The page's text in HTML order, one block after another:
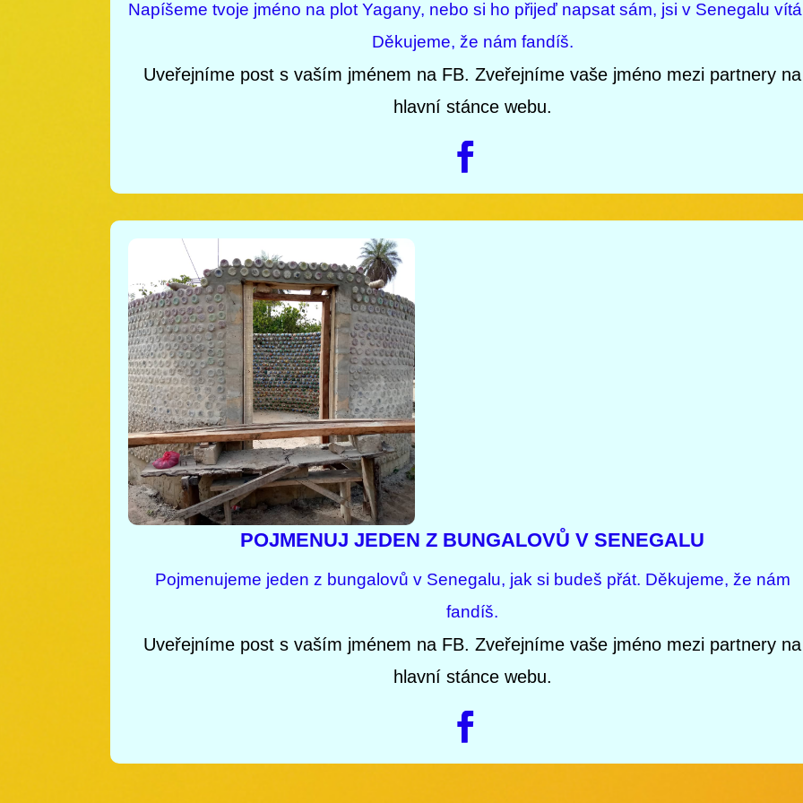
Napíšeme tvoje jméno na plot Yagany, nebo si ho přijeď napsat sám, jsi v Senegalu
Děkujeme, že nám fandíš.
Uveřejníme post s vaším jménem na FB. Zveřejníme vaše jméno mezi partnery na
hlavní stánce webu.
POJMENUJ JEDEN Z BUNGALOVŮ V SENEGALU
Pojmenujeme jeden z bungalovů v Senegalu, jak si budeš přát. Děkujeme, že nám
fandíš.
Uveřejníme post s vaším jménem na FB. Zveřejníme vaše jméno mezi partnery na
hlavní stánce webu.